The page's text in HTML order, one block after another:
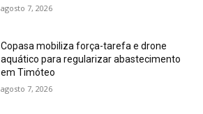
agosto 7, 2026
Copasa mobiliza força-tarefa e drone
aquático para regularizar abastecimento
em Timóteo
agosto 7, 2026